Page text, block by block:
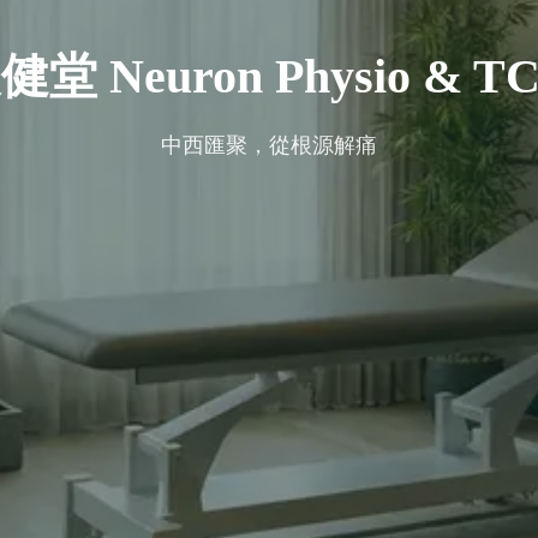
堂 Neuron Physio &
中西匯聚，從根源解痛